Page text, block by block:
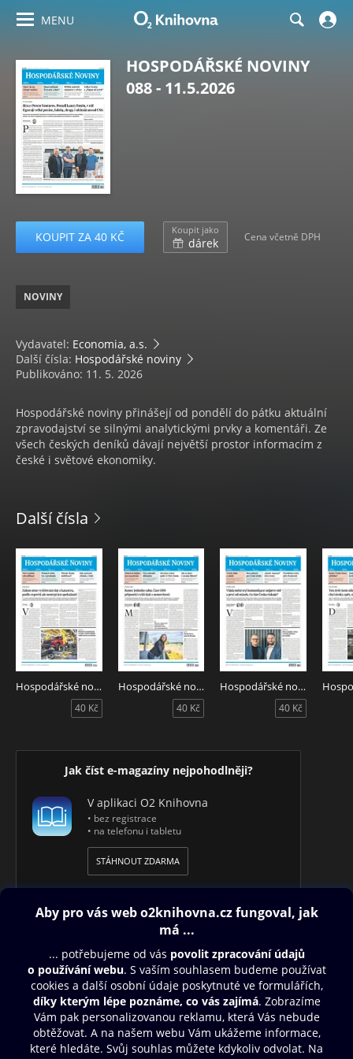
MENU
HOSPODÁŘSKÉ NOVINY
088 - 11.5.2026
KOUPIT ZA 40 KČ Koupit jako
dárek Cena včetně DPH
NOVINY
Vydavatel: Economia, a.s.
Další čísla: Hospodářské noviny
Publikováno: 11. 5. 2026
Hospodářské noviny přinášejí od pondělí do pátku aktuální
zpravodajství se silnými analytickými prvky a komentáři. Ze
všech českých deníků dávají největší prostor informacím z
české i světové ekonomiky.
Další čísla
Hospodářské noviny 150 - 6.8.2026
40 Kč
Hospodářské noviny 149 - 5.8.2026
40 Kč
Hospodářské noviny 148 - 4.8.2026
40 Kč
Jak číst e-magazíny nejpohodlněji?
V aplikaci O2 Knihovna
• bez registrace
• na telefonu i tabletu
STÁHNOUT ZDARMA
Obsah ke stažení
Moje O2 Knihovna
Další zábava